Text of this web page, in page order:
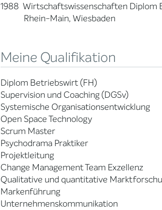
1988 Wirtschaftswissenschaften
Rhein-Main, Wiesbaden
Meine Qualifikation
Diplom Betriebswirt (FH)
Supervision und Coaching (DGSv)
Systemische Organisationsentwicklung
Open Space Technology
Scrum Master
Psychodrama Praktiker
Projektleitung
Change Management Team Exzellenz
Qualitative und quantitative
Markenführung
Unternehmenskommunikation